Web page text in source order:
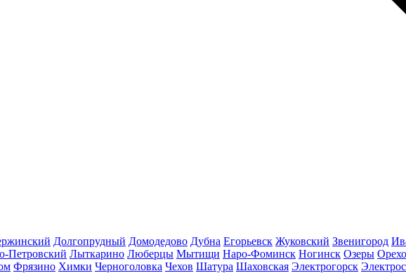
Долгопрудный Домодедово Дубна Егорьевск Жуковский Звенигород
Петровский Лыткарино Люберцы Мытищи Наро-Фоминск Ногинск Озеры
Фрязино Химки Черноголовка Чехов Шатура Шаховская Электрогорск